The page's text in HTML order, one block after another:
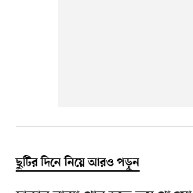
ছুটির দিনে নিয়ে আরও পড়ুন